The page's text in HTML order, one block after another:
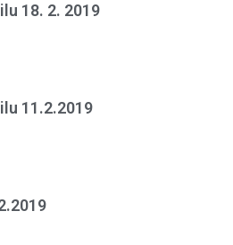
18. 2. 2019
11.2.2019